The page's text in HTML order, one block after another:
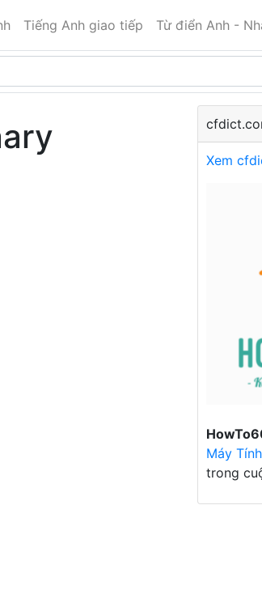
Tiếng Anh giao tiếp Từ điển Anh -
Xem
Máy Tính
trong